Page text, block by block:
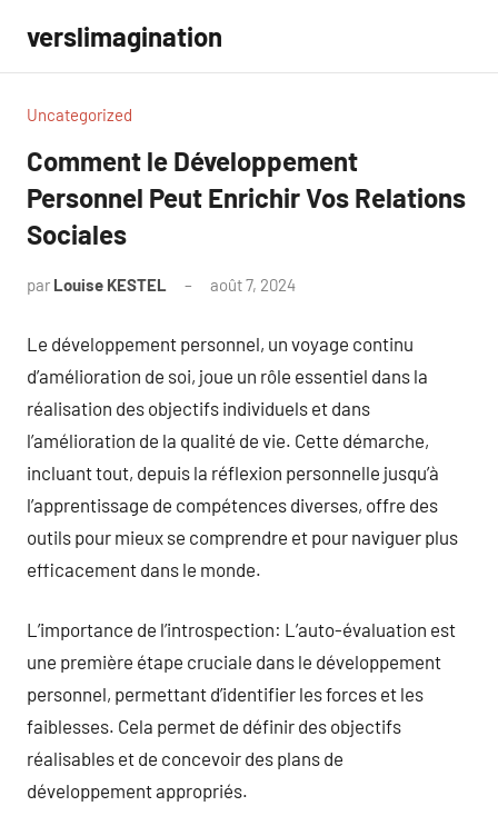
contenu
verslimagination
Uncategorized
Comment le Développement
Personnel Peut Enrichir Vos Relations
Sociales
par Louise KESTEL août 7, 2024
Le développement personnel, un voyage continu
d’amélioration de soi, joue un rôle essentiel dans la
réalisation des objectifs individuels et dans
l’amélioration de la qualité de vie. Cette démarche,
incluant tout, depuis la réflexion personnelle jusqu’à
l’apprentissage de compétences diverses, offre des
outils pour mieux se comprendre et pour naviguer plus
efficacement dans le monde.
L’importance de l’introspection: L’auto-évaluation est
une première étape cruciale dans le développement
personnel, permettant d’identifier les forces et les
faiblesses. Cela permet de définir des objectifs
réalisables et de concevoir des plans de
développement appropriés.